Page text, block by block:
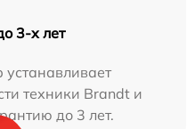
3-х лет
техники Brandt и
до 3 лет.